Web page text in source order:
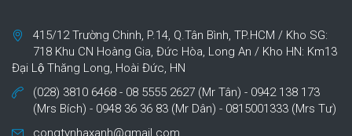
415/12 Trường Chinh, P.14, Q.Tân Bình, TP.HCM / Kho SG:
718 Khu CN Hoàng Gia, Đức Hòa, Long An / Kho HN: Km13
Đại Lộ Thăng Long, Hoài Đức, HN
(028) 3810 6468 - 08 5555 2627 (Mr Tân) - 0942 138 173
(Mrs Bích) - 0948 36 36 83 (Mr Dân) - 0815001333 (Mrs Tư)